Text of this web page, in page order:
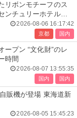
リボンモチーフのス
ンチュリーホテルで
2026-08-06 16:17:42
京都 国内
ープン “文化財”のレ
時間
2026-08-07 13:55:35
国内 国内
販機が登場 東海道新
2026-08-05 15:45:23